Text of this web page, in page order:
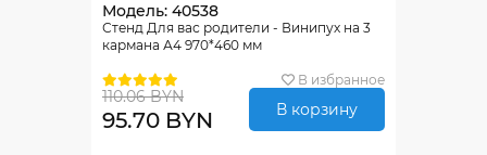
Модель: 40538
Стенд Для вас родители - Винипух на 3
кармана А4 970*460 мм
В избранное
110.06 BYN
95.70 BYN В корзину